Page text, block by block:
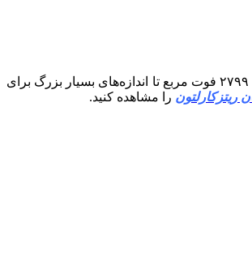
این مجتمع شامل چهار برج است و تعداد کل واحدها فقط ۵۲ واحد لوکس و کاملاً مبله است .این اقامتگاه‌های لوکس از اندازه‌های سخاوتمندانه و بزرگ برای لافت ۲۷۹۹ فوت مربع تا اندازه‌های بسیار بزرگ برای
ریتزکارلتون را مشاهده کنید.